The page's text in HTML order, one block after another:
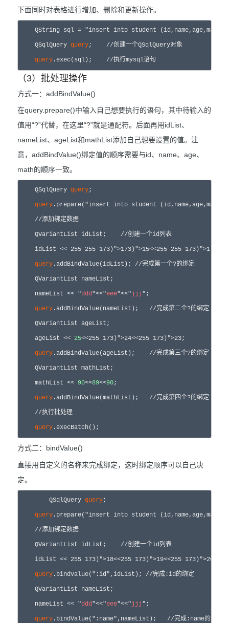
下面同时对表格进行增加、删除和更新操作。
QString sql = "insert into student
    QSqlQuery
query;	//创建一个QSqlQuery对象
query .exec(sql);    //执行mysql语句
（3）批处理操作
方式一：addBindValue()
在query.prepare()中输入自己想要执行的语句，其中待输入的
值用“?”代替，在这里“?”就是通配符。后面再用idList、
nameList、ageList和mathList添加自己想要设置的值。注
意，addBindValue()绑定值的顺序需要与id、name、age、
math的顺序一致。
    QSqlQuery
query;
query .prepare("insert into student (id,name,age,math) values
    //添加绑定数据
    QVariantList idList;    //创建一个id列表
    idList <<
255 255 173)">173)">15<<255 255
query .addBindValue(idList); //完成第一个?的绑定
    QVariantList nameList;
    nameList << "
ddd"<<"eee"<<"jjj ";
query .addBindValue(nameList);   //完成第二个?的绑定
    QVariantList ageList;
    ageList <<
25<<255 173)">24<<255 173)">23;
query .addBindValue(ageList);    //完成第三个?的绑定
    QVariantList mathList;
    mathList <<
90<<89<<90;
query .addBindValue(mathList);   //完成第四个?的绑定
    //执行批处理
query .execBatch();
方式二：bindValue()
直接用自定义的名称来完成绑定，这时绑定顺序可以自己决
定。
	QSqlQuery
query;
query .prepare("insert into student (id,name,age,math)
    //添加绑定数据
    QVariantList idList;    //创建一个id列表
    idList <<
255 173)">18<<255 173)">19<<255 173)">20;
query .bindValue(":id",idList); //完成:id的绑定
    QVariantList nameList;
    nameList << "
ddd "<<"eee"<<"jjj ";
query .bindValue(":name",nameList);   //完成:name的绑定